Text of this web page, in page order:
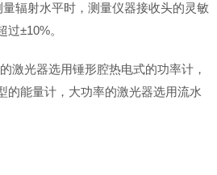
辐射水平时，测量仪器接收头的灵敏
±10%。
激光器选用锤形腔热电式的功率计，
的能量计，大功率的激光器选用流水